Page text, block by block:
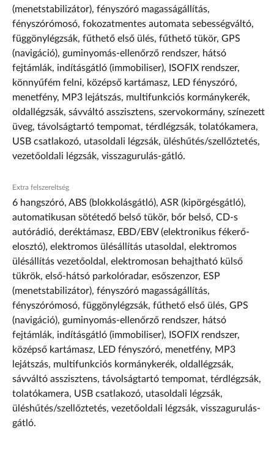
(menetstabilizátor), fényszóró magasságállítás,
fényszórómosó, fokozatmentes automata sebességváltó,
függönylégzsák, fűthető első ülés, fűthető tükör, GPS
(navigáció), guminyomás-ellenőrző rendszer, hátsó
fejtámlák, indításgátló (immobiliser), ISOFIX rendszer,
könnyűfém felni, középső kartámasz, LED fényszóró,
menetfény, MP3 lejátszás, multifunkciós kormánykerék,
oldallégzsák, sávváltó asszisztens, szervokormány, színezett
üveg, távolságtartó tempomat, térdlégzsák, tolatókamera,
USB csatlakozó, utasoldali légzsák, üléshűtés/szellőztetés,
vezetőoldali légzsák, visszagurulás-gátló.
Extra felszereltség
6 hangszóró, ABS (blokkolásgátló), ASR (kipörgésgátló),
automatikusan sötétedő belső tükör, bőr belső, CD-s
autórádió, deréktámasz, EBD/EBV (elektronikus fékerő-
elosztó), elektromos ülésállítás utasoldal, elektromos
ülésállítás vezetőoldal, elektromosan behajtható külső
tükrök, első-hátsó parkolóradar, esőszenzor, ESP
(menetstabilizátor), fényszóró magasságállítás,
fényszórómosó, függönylégzsák, fűthető első ülés, GPS
(navigáció), guminyomás-ellenőrző rendszer, hátsó
fejtámlák, indításgátló (immobiliser), ISOFIX rendszer,
középső kartámasz, LED fényszóró, menetfény, MP3
lejátszás, multifunkciós kormánykerék, oldallégzsák,
sávváltó asszisztens, távolságtartó tempomat, térdlégzsák,
tolatókamera, USB csatlakozó, utasoldali légzsák,
üléshűtés/szellőztetés, vezetőoldali légzsák, visszagurulás-
gátló.